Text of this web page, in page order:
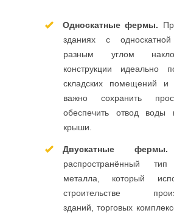
Односкатные фермы.
зданиях с
разным углом
конструкции идеально
складских помещений и
важно сохранить
обеспечить отвод воды
крыши.
Двускатные фермы.
распространённый
металла, который
строительстве
зданий, торговых